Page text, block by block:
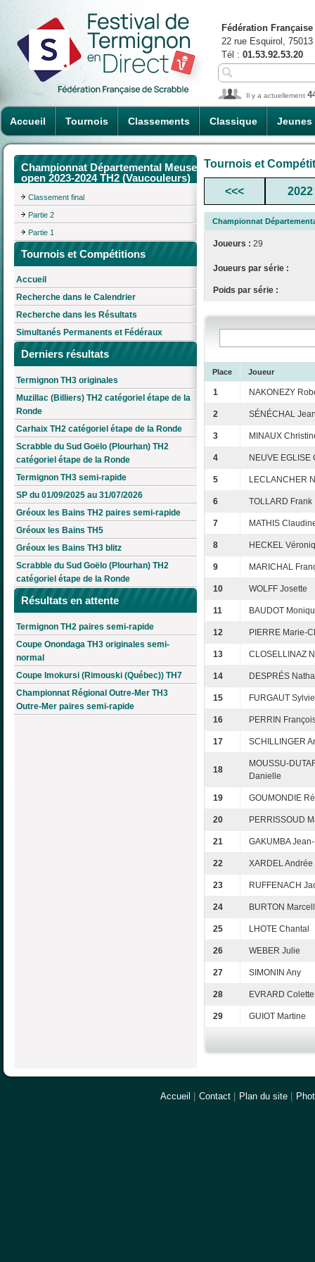
Accueil Tournois Classements Classique Jeunes
Fédération
22 rue Esquirol,
Tél : 01.53.92.53.20
Il y a actuellement
Championnat Départemental Meuse
open 2023-2024 TH2 (Vaucouleurs)
Classement final
Partie 2
Partie 1
Tournois et Compétitions
Accueil
Recherche dans le Calendrier
Recherche dans les Résultats
Simultanés Permanents et Fédéraux
Derniers résultats
Termignon TH3 originales
Muzillac (Billiers) TH2 catégoriel étape de la
Ronde
Carhaix TH2 catégoriel étape de la Ronde
Scrabble du Sud Goëlo (Plourhan) TH2
catégoriel étape de la Ronde
Termignon TH3 semi-rapide
SP du 01/09/2025 au 31/07/2026
Gréoux les Bains TH2 paires semi-rapide
Gréoux les Bains TH5
Gréoux les Bains TH3 blitz
Scrabble du Sud Goëlo (Plourhan) TH2
catégoriel étape de la Ronde
Résultats en attente
Termignon TH2 paires semi-rapide
Coupe Onondaga TH3 originales semi-
normal
Coupe Imokursi (Rimouski (Québec)) TH7
Championnat Régional Outre-Mer TH3
Outre-Mer paires semi-rapide
Tournois et
<<< 2022
Championnat
Joueurs : 29
Joueurs par série :
Poids par série :
Place Joueur
1 NAKONEZY
2 SÉNÉCHAL
3 MINAUX
4 NEUVE EGLISE
5 LECLANCHER
6 TOLLARD Frank
7 MATHIS
8 HECKEL
9 MARICHAL
10 WOLFF Josette
11 BAUDOT
12 PIERRE Marie-
13 CLOSELLINAZ
14 DESPRÉS
15 FURGAUT Sylvie
16 PERRIN
17 SCHILLINGER
18
MOUSSU-
Danielle
19 GOUMONDIE
20 PERRISSOUD
21 GAKUMBA
22 XARDEL Andrée
23 RUFFENACH
24 BURTON
25 LHOTE Chantal
26 WEBER Julie
27 SIMONIN Any
28 EVRARD Colette
29 GUIOT Martine
Accueil Contact Plan du site